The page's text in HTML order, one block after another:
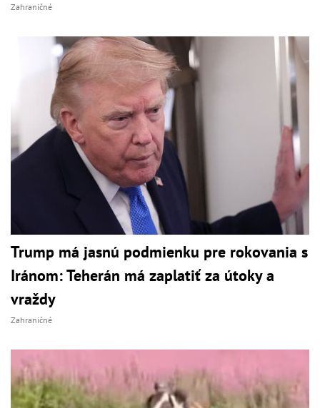
Zahraničné
Trump má jasnú podmienku pre rokovania s
Iránom: Teherán má zaplatiť za útoky a
vraždy
Zahraničné